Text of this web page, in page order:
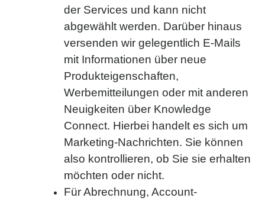
der Services und kann nicht
abgewählt werden. Darüber hinaus
versenden wir gelegentlich E-Mails
mit Informationen über neue
Produkteigenschaften,
Werbemitteilungen oder mit anderen
Neuigkeiten über Knowledge
Connect. Hierbei handelt es sich um
Marketing-Nachrichten. Sie können
also kontrollieren, ob Sie sie erhalten
möchten oder nicht.
Für Abrechnung, Account-